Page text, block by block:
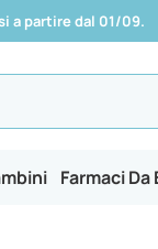
a partire dal 01/09.
Farmaci Da